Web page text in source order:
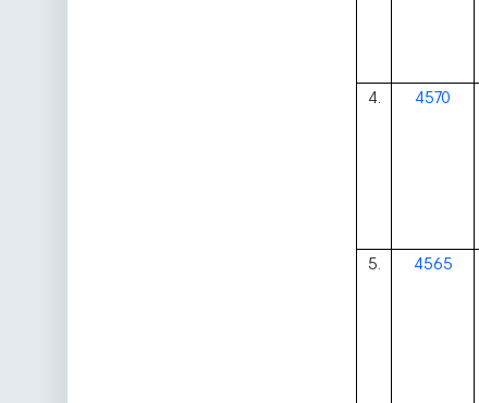
4. 4570
5. 4565